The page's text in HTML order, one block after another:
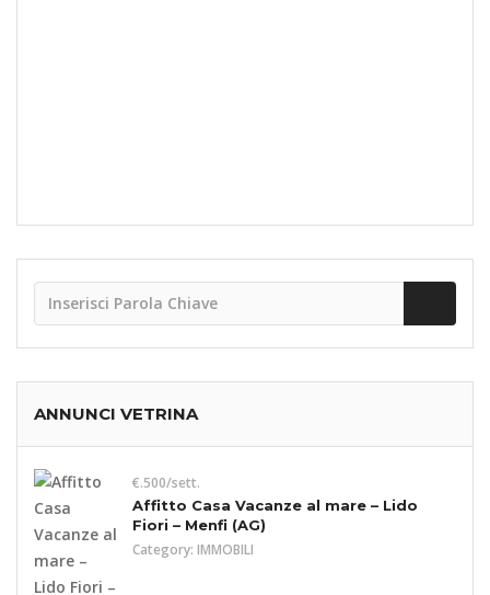
ANNUNCI VETRINA
€.500/sett.
Affitto Casa Vacanze al mare – Lido
Fiori – Menfi (AG)
Category: IMMOBILI